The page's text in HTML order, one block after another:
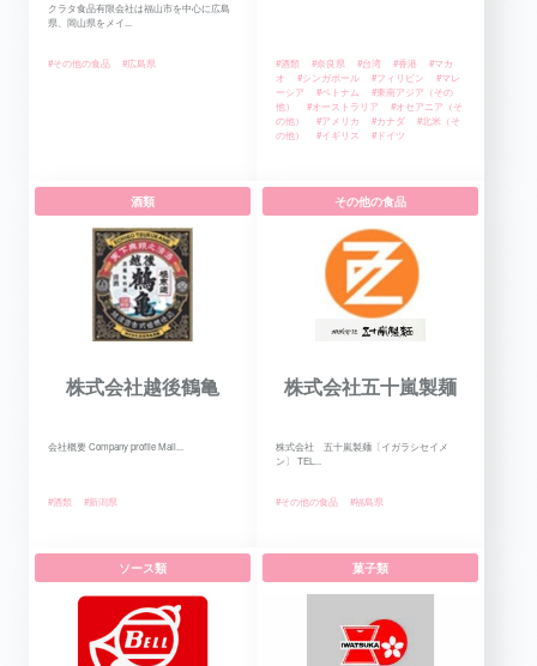
クラタ食品有限会社は福山市を中心に広島
県、岡山県をメイ...
#その他の食品 #広島県 #酒類 #奈良県 #台湾 #香港
#マカ
オ
#シンガポール #フィリピン
#マレ
ーシア
#ベトナム
#東南アジア（その
他）
#オーストラリア
#オセアニア（そ
の他）
#アメリカ #カナダ
#北米（そ
の他）
#イギリス #ドイツ
酒類
株式会社越後鶴亀
会社概要 Company profile Mail...
#酒類 #新潟県
その他の食品
株式会社五十嵐製麺
株式会社 五十嵐製麺〔イガラシセイメ
ン〕 TEL...
#その他の食品 #福島県
ソース類 菓子類